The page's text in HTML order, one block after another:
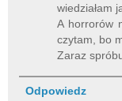
wiedziałam
A horrorów
czytam, bo
Zaraz
Odpowiedz